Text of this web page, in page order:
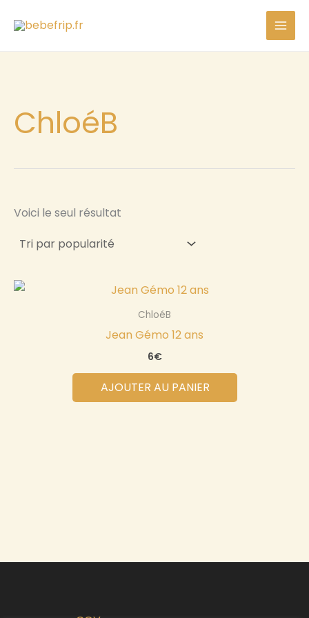
contenu
ChloéB
Voici le seul résultat
ChloéB
Jean Gémo 12 ans
6€
AJOUTER AU PANIER